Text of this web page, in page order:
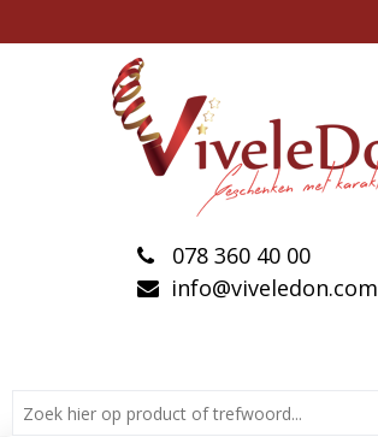
078 360 40 00
info@viveledon.com